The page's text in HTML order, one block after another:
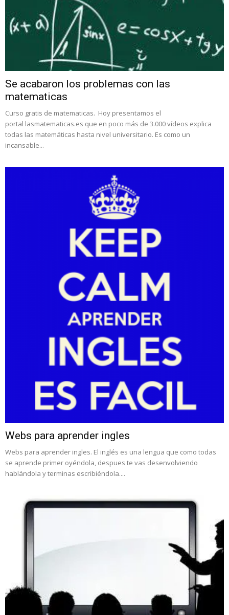
Se acabaron los problemas con las
matematicas
Curso gratis de matematicas. Hoy presentamos el
portal lasmatematicas.es que en poco más de 3.000 vídeos explica
todas las matemáticas hasta nivel universitario. Es como un
incansable...
Webs para aprender ingles
Webs para aprender ingles. El inglés es una lengua que como todas
se aprende primer oyéndola, despues te vas desenvolviendo
hablándola y terminas escribiéndola....